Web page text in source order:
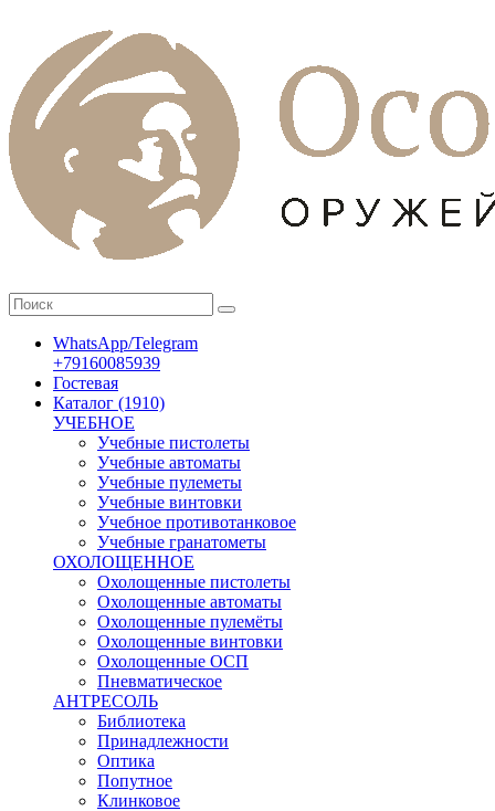
WhatsApp/Telegram
+79160085939
Гостевая
Каталог (1910)
УЧЕБНОЕ
Учебные пистолеты
Учебные автоматы
Учебные пулеметы
Учебные винтовки
Учебное противотанковое
Учебные гранатометы
ОХОЛОЩЕННОЕ
Охолощенные пистолеты
Охолощенные автоматы
Охолощенные пулемёты
Охолощенные винтовки
Охолощенные ОСП
Пневматическое
АНТРЕСОЛЬ
Библиотека
Принадлежности
Оптика
Попутное
Клинковое